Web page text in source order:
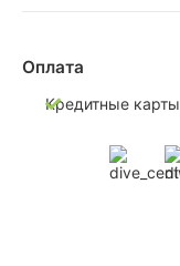
Оплата
Кредитные карты